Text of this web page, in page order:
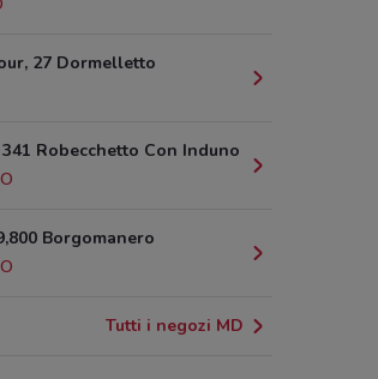
27 Dormelletto
Robecchetto Con Induno
Borgomanero
Tutti i negozi MD